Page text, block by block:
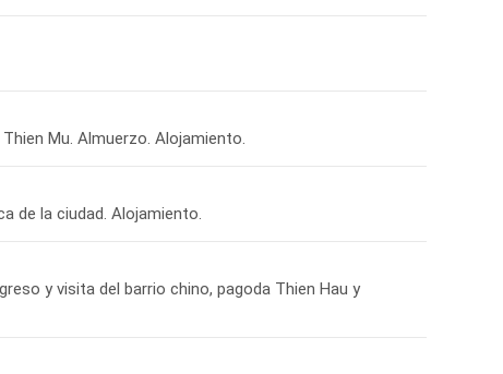
Mu. Almuerzo. Alojamiento.
de la ciudad. Alojamiento.
y visita del barrio chino, pagoda Thien Hau y